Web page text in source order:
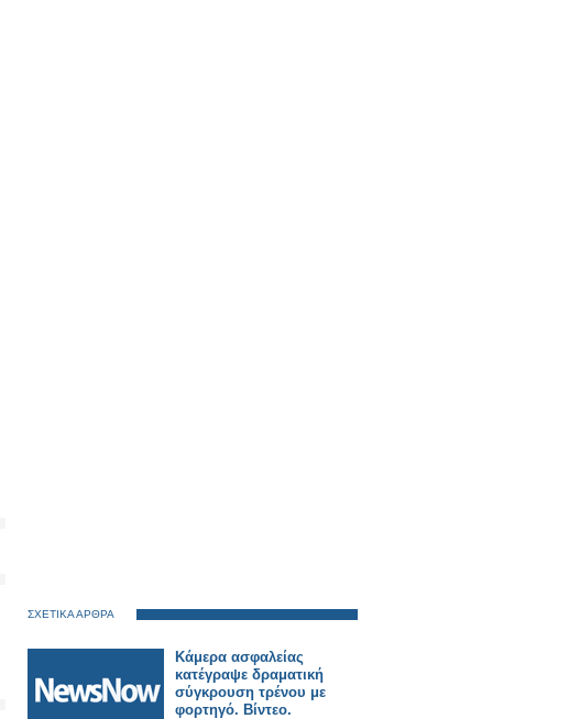
ΣΧΕΤΙΚΑ ΑΡΘΡΑ
Κάμερα ασφαλείας
κατέγραψε δραματική
σύγκρουση τρένου με
φορτηγό. Βίντεο.